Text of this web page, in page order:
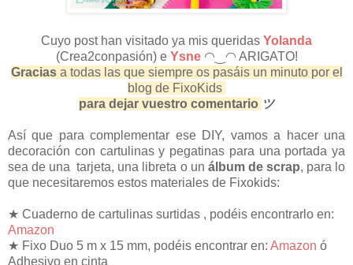
Cuyo post han visitado ya mis queridas Yolanda
(Crea2conpasión) e Ysne ◠‿◠ ARIGATO!
Gracias a todas las que siempre os pasáis un minuto por el
blog de FixoKids
para dejar vuestro comentario ツ
Así que para complementar ese DIY, vamos a hacer una
decoración con cartulinas y pegatinas para una portada ya
sea de una tarjeta, una libreta o un álbum de scrap, para lo
que necesitaremos estos materiales de Fixokids:
★ Cuaderno de cartulinas surtidas , podéis encontrarlo en:
Amazon
★ Fixo Duo 5 m x 15 mm, podéis encontrar en: Amazon ó
Adhesivo en cinta